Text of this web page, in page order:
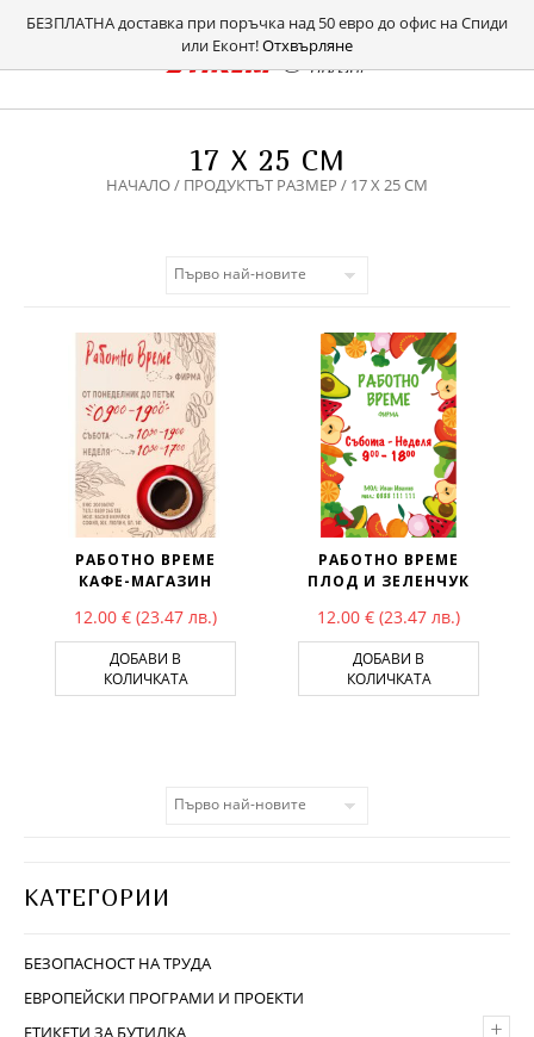
БЕЗПЛАТНА доставка при поръчка над 50 евро до офис на Спиди
или Еконт!Отхвърляне
17 X 25 СМ
НАЧАЛО/ ПРОДУКТЪТ РАЗМЕР / 17 X 25 СМ
КАТЕГОРИИ
БЕЗОПАСНОСТ НА ТРУДА
ЕВРОПЕЙСКИ ПРОГРАМИ И ПРОЕКТИ
+
ЕТИКЕТИ ЗА БУТИЛКА
РАБОТНО ВРЕМЕ
КАФЕ-МАГАЗИН
12.00 € (23.47 лв.)
ДОБАВИ В
КОЛИЧКАТА
РАБОТНО ВРЕМЕ
ПЛОД И ЗЕЛЕНЧУК
12.00 € (23.47 лв.)
ДОБАВИ В
КОЛИЧКАТА